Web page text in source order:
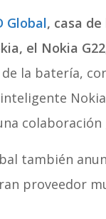
Global, casa
el Nokia
la batería,
también
proveedor